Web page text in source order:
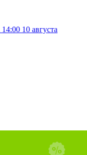
14:00 10 августа